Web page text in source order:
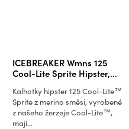
ICEBREAKER Wmns 125
Cool-Lite Sprite Hipster,
Kalhotky hipster 125 Cool-Lite™
Sprite z merino směsi, vyrobené
z našeho žerzeje Cool-Lite™,
mají...